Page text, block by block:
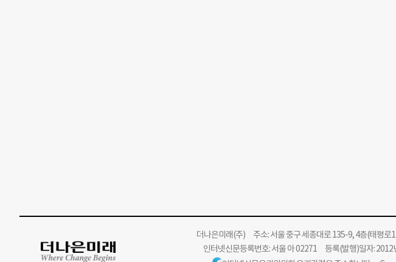
더나은미래(주)주소: 서울 중구 세종대로 135-9, 4층(태평
인터넷신문등록번호: 서울 아 02271 등록(발행)일자: